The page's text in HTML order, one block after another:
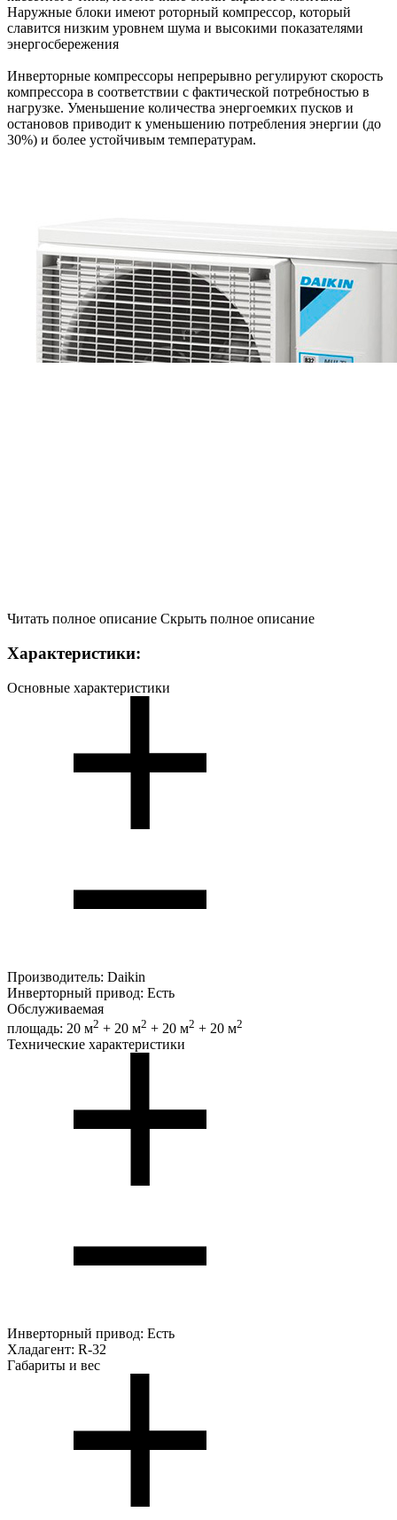
Наружные блоки имеют роторный компрессор, который
славится низким уровнем шума и высокими показателями
энергосбережения
Инверторные компрессоры непрерывно регулируют скорость
компрессора в соответствии с фактической потребностью в
нагрузке. Уменьшение количества энергоемких пусков и
остановов приводит к уменьшению потребления энергии (до
30%) и более устойчивым температурам.
Читать полное описание Скрыть полное описание
Характеристики:
Основные характеристики
Производитель: Daikin
Инверторный привод: Есть
Обслуживаемая
площадь: 20 м2 + 20 м2 + 20 м2 + 20 м2
Технические характеристики
Инверторный привод: Есть
Хладагент: R-32
Габариты и вес